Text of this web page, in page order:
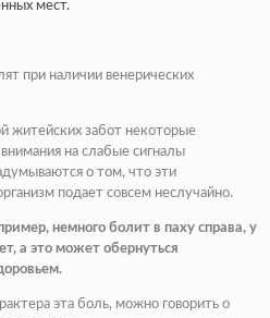
мест.
при наличии венерических
житейских забот некоторые
на слабые сигналы
о том, что эти
подает совсем неслучайно.
немного болит в паху справа, у
а это может обернуться
эта боль, можно говорить о